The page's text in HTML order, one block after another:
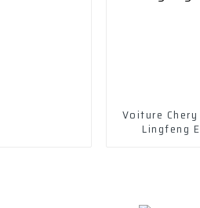
Voiture
Lingfeng